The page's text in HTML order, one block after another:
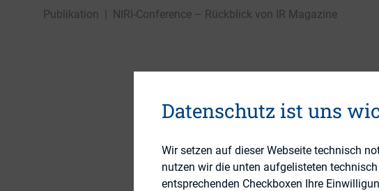
Publikation NIRI-Conference – Rückblick von IR Magazine
Magazine
15. Juni 2016
Datenschutz ist uns
Wir setzen auf dieser Webseite technisch
nutzen wir die unten aufgelisteten
entsprechenden Checkboxen Ihre